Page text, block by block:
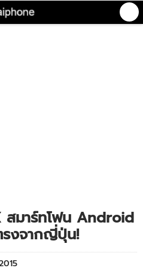
สมาร์ทโฟน Android
รงจากญี่ปุ่น!